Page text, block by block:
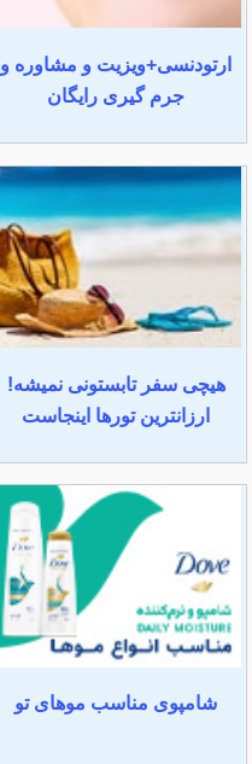
ارتودنسی+ویزیت و مشاوره و
جرم گیری رایگان
هیچی سفر تابستونی نمیشه!
ارزانترین تورها اینجاست
شامپوی مناسب موهای تو